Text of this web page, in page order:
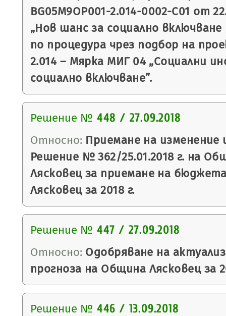
BG05M9OP001-2.014-0002-С01 от
„Нов шанс за социално
по процедура чрез подбор на
2.014 – Мярка МИГ 04 „Социални
социално включване”.
Решение № 448 / 27.09.2018
Относно: Приемане на изменение
Решение № 362/25.01.2018 г. на
Лясковец за приемане на
Лясковец за 2018 г.
Решение № 447 / 27.09.2018
Относно: Одобряване на
прогноза на Община Лясковец за
Решение № 446 / 13.09.2018